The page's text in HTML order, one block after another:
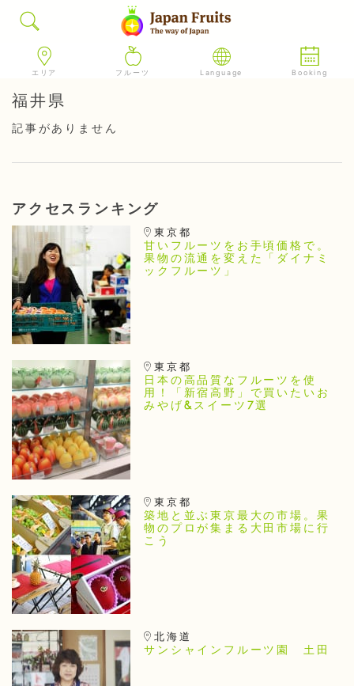
エリア フルーツ Language Booking
福井県
記事がありません
アクセスランキング
東京都
甘いフルーツをお手頃価格で。
果物の流通を変えた「ダイナミ
ックフルーツ」
東京都
日本の高品質なフルーツを使
用！「新宿高野」で買いたいお
みやげ&スイーツ7選
東京都
築地と並ぶ東京最大の市場。果
物のプロが集まる大田市場に行
こう
北海道
サンシャインフルーツ園 土田